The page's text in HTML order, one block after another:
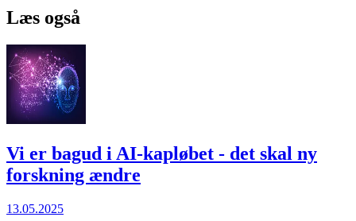
Læs også
Vi er bagud i AI-kapløbet - det skal ny
forskning ændre
13.05.2025